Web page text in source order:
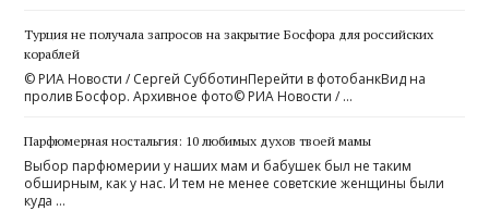
Турция не получала запросов на закрытие Босфора для российских
кораблей
© РИА Новости / Сергей СубботинПерейти в фотобанкВид на
пролив Босфор. Архивное фото© РИА Новости / …
Парфюмерная ностальгия: 10 любимых духов твоей мамы
Выбор парфюмерии у наших мам и бабушек был не таким
обширным, как у нас. И тем не менее советские женщины были
куда …